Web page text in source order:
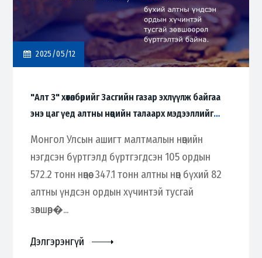
2025/05/12
"Алт 3" хөтөлбөрийг Засгийн газар эхлүүлж байгаа
энэ цаг үед алтны нөөцийн талаарх мэдээллийг
Монгол Улсын ашигт малтмалын нөөцийн
нэгдсэн бүртгэлд бүртгэгдсэн 105 ордын
572.2 тонн нөөцөөс 347.1 тонн алтны нөөц бүхий 82
алтны үндсэн ордын хүчинтэй тусгай
зөвшөөр�...
Дэлгэрэнгүй